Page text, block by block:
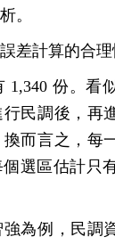
。
差計算的合理
1,340 份。看
民調後，再
換而言之，每
選區估計只
為例，民調